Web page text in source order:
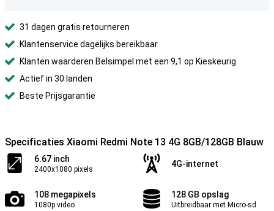
31 dagen gratis retourneren
Klantenservice dagelijks bereikbaar
Klanten waarderen Belsimpel met een 9,1 op Kieskeurig
Actief in 30 landen
Beste Prijsgarantie
Specificaties Xiaomi Redmi Note 13 4G 8GB/128GB Blauw
6.67 inch
2400x1080 pixels
4G-internet
108 megapixels
1080p video
128 GB opslag
Uitbreidbaar met Micro-sd